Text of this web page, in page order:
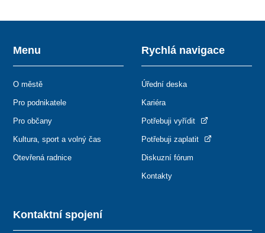
Kontaktní spojení
Menu
O městě
Pro podnikatele
Pro občany
Kultura, sport a volný čas
Otevřená radnice
Rychlá navigace
Úřední deska
Kariéra
Potřebuji vyřídit
Potřebuji zaplatit
Diskuzní fórum
Kontakty